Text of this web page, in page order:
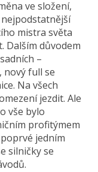
ve složení,
mistra světa
Dalším důvodem
–
nový full se
Na všech
jezdit. Ale
vše bylo
profitýmem
jedním
silničky se